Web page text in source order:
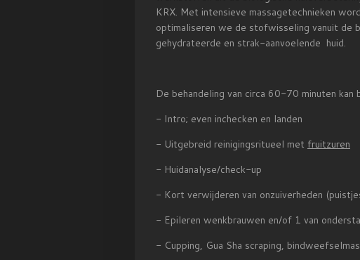
KRX. Met intensieve massagetechnieken
optimaliseren we de stofwisseling vanuit de
gehydrateerde en strak-aanvoelende huid.
De behandeling van circa 60-70 minuten
- Intro; even inchecken en landen
- Uitgebreid reinigingsritueel met fruitzuren
- Huidanalyse/check-up
- Kort verwijderen van onzuiverheden
- Epileren wenkbrauwen en/of 1 van
- Cupping, Gua Sha scraping,